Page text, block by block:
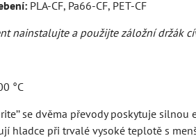
PLA-CF, Pa66-CF, PET-CF
nainstalujte a použijte záložní držák
°C
se dvěma převody poskytuje
hladce při trvalé vysoké teplotě s